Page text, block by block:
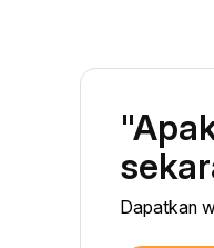
Dapatkan